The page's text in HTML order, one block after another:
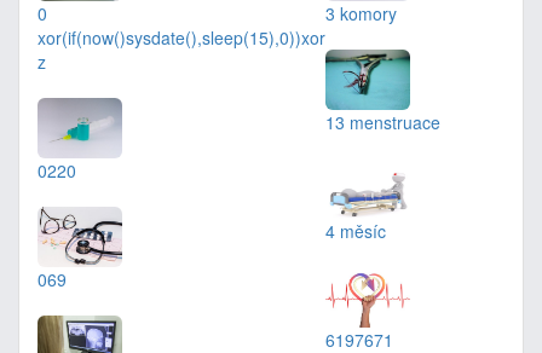
0
xor(if(now()sysdate(),sleep(15),0))xor
z
0220
069
3 komory
13 menstruace
4 měsíc
6197671